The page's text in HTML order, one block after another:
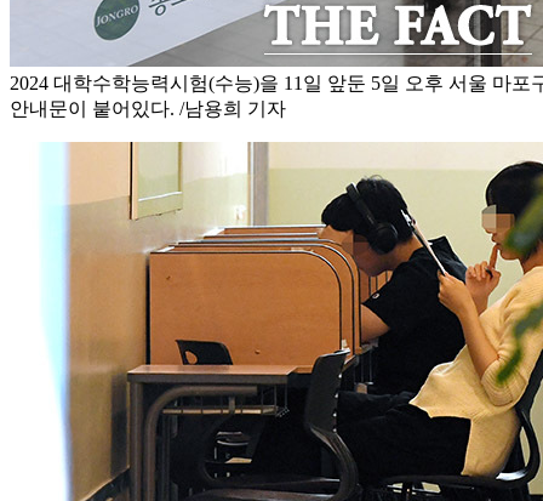
2024 대학수학능력시험(수능)을 11일 앞둔 5일 오후 서울 마
안내문이 붙어있다. /남용희 기자